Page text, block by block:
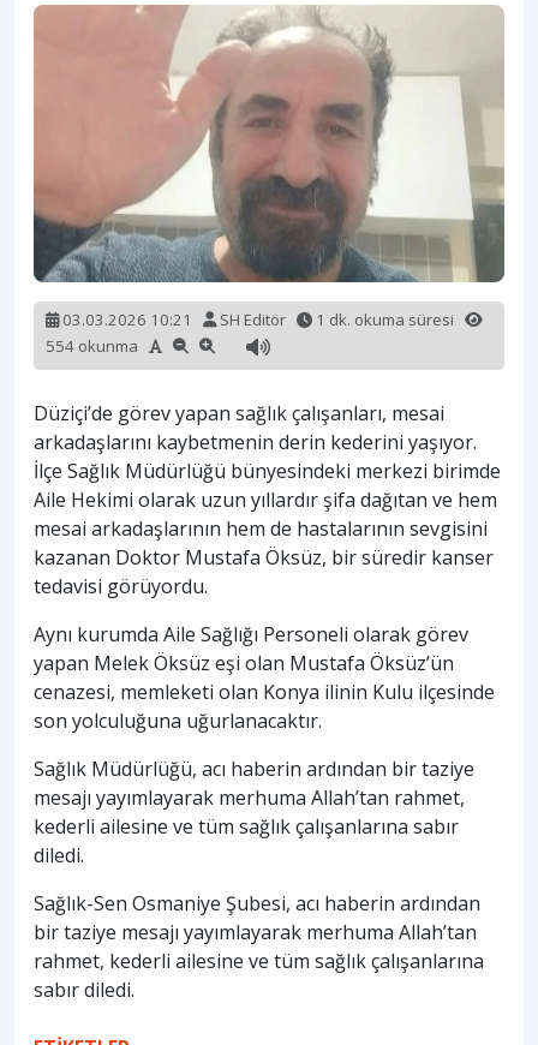
03.03.2026 10:21 SH Editör
1 dk. okuma süresi
554 okunma
Düziçi’de görev yapan sağlık çalışanları, mesai
arkadaşlarını kaybetmenin derin kederini yaşıyor.
İlçe Sağlık Müdürlüğü bünyesindeki merkezi birimde
Aile Hekimi olarak uzun yıllardır şifa dağıtan ve hem
mesai arkadaşlarının hem de hastalarının sevgisini
kazanan Doktor Mustafa Öksüz, bir süredir kanser
tedavisi görüyordu.
Aynı kurumda Aile Sağlığı Personeli olarak görev
yapan Melek Öksüz eşi olan Mustafa Öksüz’ün
cenazesi, memleketi olan Konya ilinin Kulu ilçesinde
son yolculuğuna uğurlanacaktır.
Sağlık Müdürlüğü, acı haberin ardından bir taziye
mesajı yayımlayarak merhuma Allah’tan rahmet,
kederli ailesine ve tüm sağlık çalışanlarına sabır
diledi.
Sağlık-Sen Osmaniye Şubesi, acı haberin ardından
bir taziye mesajı yayımlayarak merhuma Allah’tan
rahmet, kederli ailesine ve tüm sağlık çalışanlarına
sabır diledi.